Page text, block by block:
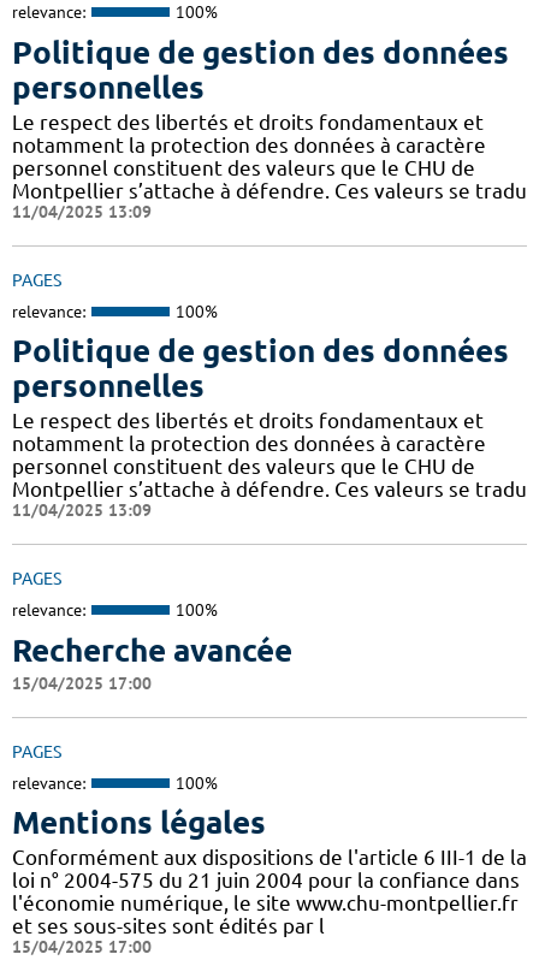
relevance: 100%
Politique de gestion des données
personnelles
Le respect des libertés et droits fondamentaux et
notamment la protection des données à caractère
personnel constituent des valeurs que le CHU de
Montpellier s’attache à défendre. Ces valeurs se tradu
11/04/2025 13:09
PAGES
relevance: 100%
Politique de gestion des données
personnelles
Le respect des libertés et droits fondamentaux et
notamment la protection des données à caractère
personnel constituent des valeurs que le CHU de
Montpellier s’attache à défendre. Ces valeurs se tradu
11/04/2025 13:09
PAGES
relevance: 100%
Recherche avancée
15/04/2025 17:00
PAGES
relevance: 100%
Mentions légales
Conformément aux dispositions de l'article 6 III-1 de la
loi n° 2004-575 du 21 juin 2004 pour la confiance dans
l'économie numérique, le site www.chu-montpellier.fr
et ses sous-sites sont édités par l
15/04/2025 17:00